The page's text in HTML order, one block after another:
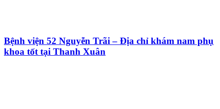
Bệnh viện 52 Nguyễn Trãi – Địa chỉ khám nam phụ
khoa tốt tại Thanh Xuân